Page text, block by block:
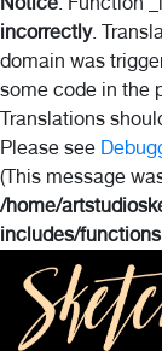
incorrectly.
domain was
some code in the
Translations
Please see
(This message
/home/
includes/